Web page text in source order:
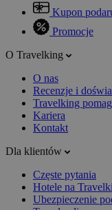
Kupon
Promocje
O Travelking
O nas
Recenzje i
Travelking
Kariera
Kontakt
Dla klientów
Częste pytania
Hotele na
Ubezpieczenie